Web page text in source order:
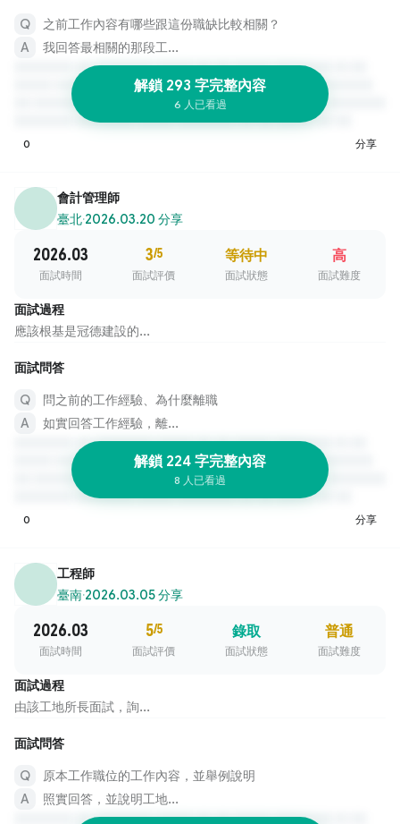
之前工作內容有哪些跟這份職缺比較相關？
我回答最相關的那段工...
解鎖 293 字完整內容
6 人已看過
0 分享
會計管理師
臺北·2026.03.20 分享
2026.03
面試時間
3/5
面試評價
等待中
面試狀態
高
面試難度
面試過程
應該根基是冠德建設的...
面試問答
問之前的工作經驗、為什麼離職
如實回答工作經驗，離...
解鎖 224 字完整內容
8 人已看過
0 分享
工程師
臺南·2026.03.05 分享
2026.03
面試時間
5/5
面試評價
錄取
面試狀態
普通
面試難度
面試過程
由該工地所長面試，詢...
面試問答
原本工作職位的工作內容，並舉例說明
照實回答，並說明工地...